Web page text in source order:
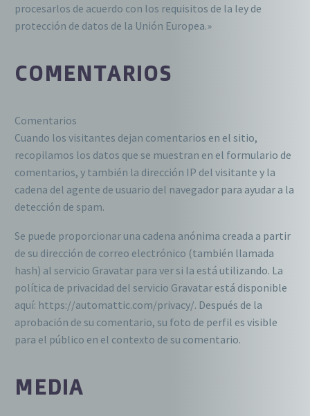
procesarlos de acuerdo con los requisitos de la ley de
protección de datos de la Unión Europea.»
COMENTARIOS
Comentarios
Cuando los visitantes dejan comentarios en el sitio,
recopilamos los datos que se muestran en el formulario de
comentarios, y también la dirección IP del visitante y la
cadena del agente de usuario del navegador para ayudar a la
detección de spam.
Se puede proporcionar una cadena anónima creada a partir
de su dirección de correo electrónico (también llamada
hash) al servicio Gravatar para ver si la está utilizando. La
política de privacidad del servicio Gravatar está disponible
aquí: https://automattic.com/privacy/. Después de la
aprobación de su comentario, su foto de perfil es visible
para el público en el contexto de su comentario.
MEDIA